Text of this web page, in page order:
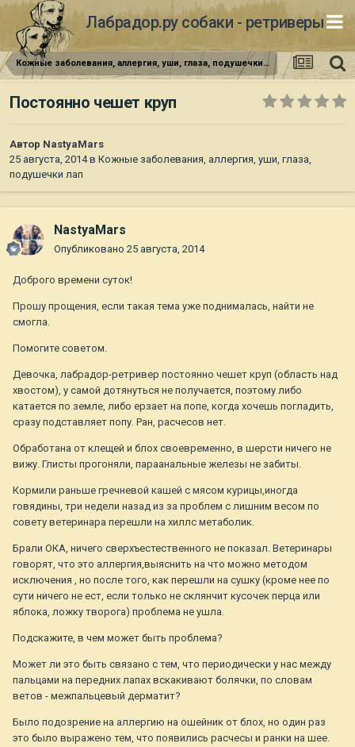
Лабрадор.ру собаки - ретриверы
Кожные заболевания, аллергия, уши, глаза, подушечки лап
Постоянно чешет круп
Автор NastyaMars
25 августа, 2014в Кожные заболевания, аллергия, уши, глаза,
подушечки лап
NastyaMars
Опубликовано 25 августа, 2014
Доброго времени суток!
Прошу прощения, если такая тема уже поднималась, найти не
смогла.
Помогите советом.
Девочка, лабрадор-ретривер постоянно чешет круп (область над
хвостом), у самой дотянуться не получается, поэтому либо
катается по земле, либо ерзает на попе, когда хочешь погладить,
сразу подставляет попу. Ран, расчесов нет.
Обработана от клещей и блох своевременно, в шерсти ничего не
вижу. Глисты прогоняли, параанальные железы не забиты.
Кормили раньше гречневой кашей с мясом курицы,иногда
говядины, три недели назад из за проблем с лишним весом по
совету ветеринара перешли на хиллс метаболик.
Брали ОКА, ничего сверхъестественного не показал. Ветеринары
говорят, что это аллергия,выяснить на что можно методом
исключения , но после того, как перешли на сушку (кроме нее по
сути ничего не ест, если только не склянчит кусочек перца или
яблока, ложку творога) проблема не ушла.
Подскажите, в чем может быть проблема?
Может ли это быть связано с тем, что периодически у нас между
пальцами на передних лапах вскакивают болячки, по словам
ветов - межпальцевый дерматит?
Было подозрение на аллергию на ошейник от блох, но один раз
это было выражено тем, что появились расчесы и ранки на шее.